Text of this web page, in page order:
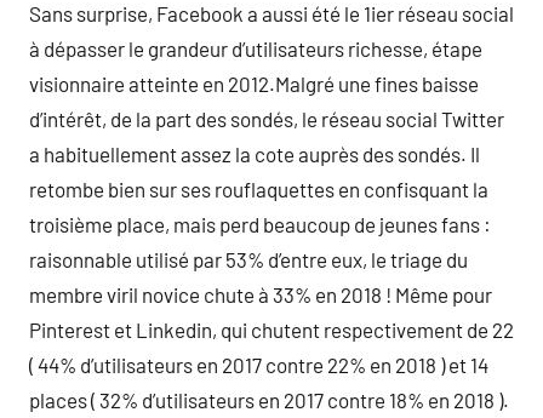
Sans surprise, Facebook a aussi été le 1ier réseau social
à dépasser le grandeur d’utilisateurs richesse, étape
visionnaire atteinte en 2012.Malgré une fines baisse
d’intérêt, de la part des sondés, le réseau social Twitter
a habituellement assez la cote auprès des sondés. Il
retombe bien sur ses rouflaquettes en confisquant la
troisième place, mais perd beaucoup de jeunes fans :
raisonnable utilisé par 53% d’entre eux, le triage du
membre viril novice chute à 33% en 2018 ! Même pour
Pinterest et Linkedin, qui chutent respectivement de 22
( 44% d’utilisateurs en 2017 contre 22% en 2018 ) et 14
places ( 32% d’utilisateurs en 2017 contre 18% en 2018 ).